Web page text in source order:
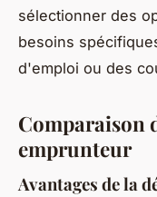
sélectionner des
besoins
d'emploi ou des
Comparaison
emprunteur
Avantages de la